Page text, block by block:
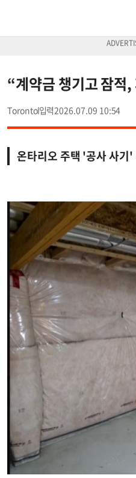
“계약금 챙기고 잠적
Toronto 2026.07.09 10:54
온타리오 주택 '공사 사기'